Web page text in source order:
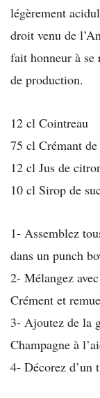
légèrement
droit venu de
fait honneur à se
de production.
12 cl Cointreau
75 cl Crémant
12 cl Jus de
10 cl Sirop de
1- Assemblez
dans un punch
2- Mélangez
Crément et
3- Ajoutez de la
Champagne à
4- Décorez d’un